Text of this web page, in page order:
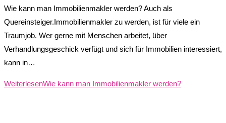
Wie kann man Immobilienmakler werden? Auch als
Quereinsteiger.Immobilienmakler zu werden, ist für viele ein
Traumjob. Wer gerne mit Menschen arbeitet, über
Verhandlungsgeschick verfügt und sich für Immobilien interessiert,
kann in…
WeiterlesenWie kann man Immobilienmakler werden?